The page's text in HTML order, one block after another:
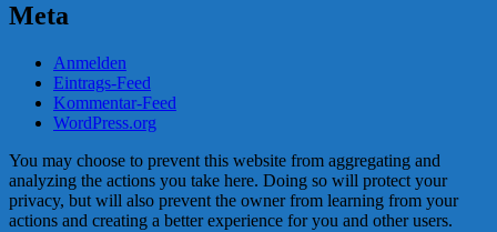
Meta
Anmelden
Eintrags-Feed
Kommentar-Feed
WordPress.org
You may choose to prevent this website from aggregating and
analyzing the actions you take here. Doing so will protect your
privacy, but will also prevent the owner from learning from your
actions and creating a better experience for you and other users.